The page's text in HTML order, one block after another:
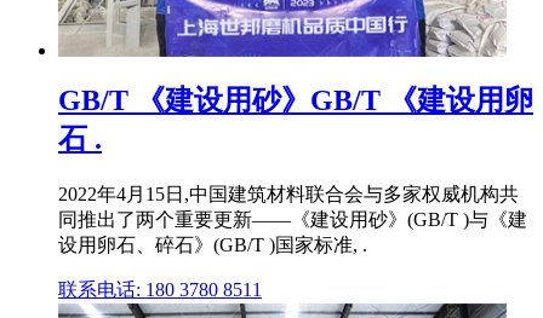
GB/T 《建设用砂》GB/T 《建设用卵
石 .
2022年4月15日,中国建筑材料联合会与多家权威机构共
同推出了两个重要更新——《建设用砂》(GB/T )与《建
设用卵石、碎石》(GB/T )国家标准, .
联系电话: 180 3780 8511